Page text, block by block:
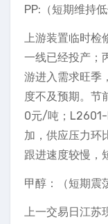
PP:（短期维持低
上游装置临时检
一线已经投产；
游进入需求旺季
度不及预期。节
0元/吨；
加，供应压力环
跟进速度较慢，
甲醇：（短期震
上一交易日江苏